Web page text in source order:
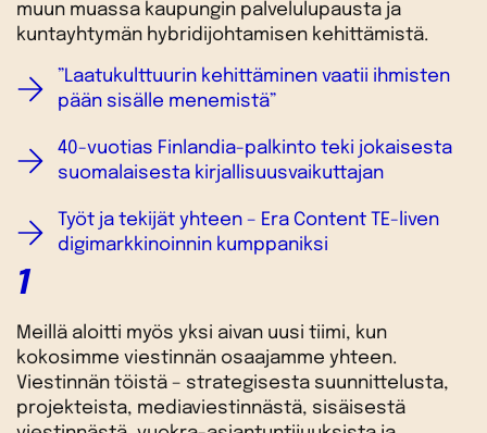
muun muassa kaupungin palvelulupausta ja
kuntayhtymän hybridijohtamisen kehittämistä.
”Laatukulttuurin kehittäminen vaatii ihmisten
pään sisälle menemistä”
40-vuotias Finlandia-palkinto teki jokaisesta
suomalaisesta kirjallisuusvaikuttajan
Työt ja tekijät yhteen – Era Content TE-liven
digimarkkinoinnin kumppaniksi
1
Meillä aloitti myös yksi aivan uusi tiimi, kun
kokosimme viestinnän osaajamme yhteen.
Viestinnän töistä – strategisesta suunnittelusta,
projekteista, mediaviestinnästä, sisäisestä